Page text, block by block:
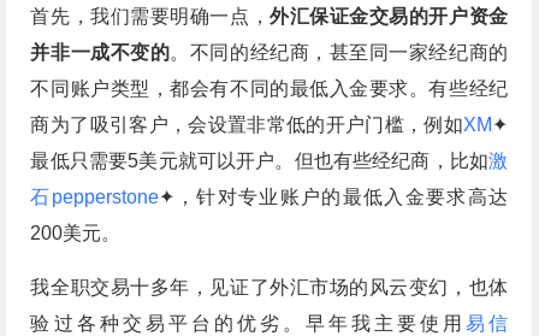
首先，我们需要明确一点，外汇保证金交易的开户资金
并非一成不变的。不同的经纪商，甚至同一家经纪商的
不同账户类型，都会有不同的最低入金要求。有些经纪
商为了吸引客户，会设置非常低的开户门槛，例如XM✦
最低只需要5美元就可以开户。但也有些经纪商，比如激
石pepperstone✦，针对专业账户的最低入金要求高达
200美元。
我全职交易十多年，见证了外汇市场的风云变幻，也体
验过各种交易平台的优劣。早年我主要使用易信